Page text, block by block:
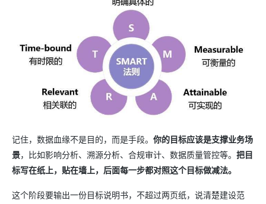
记住，数据血缘不是目的，而是手段。 你的目标应该是支撑业务场
景，比如影响分析、溯源分析、合规审计、数据质量管控等。 把目
标写在纸上，贴在墙上，后面每一步都对照这个目标做减法。
这个阶段要输出一份目标说明书，不超过两页纸，说清楚建设范